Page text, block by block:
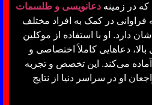
در زمینه دعانویسی و طلسمات
فراوانی در کمک به افراد مختلف
دارد. او با استفاده از موکلین
دعاهایی کاملاً اختصاصی و
می‌کند. این تخصص و تجربه
او در سراسر دنیا از نتایج